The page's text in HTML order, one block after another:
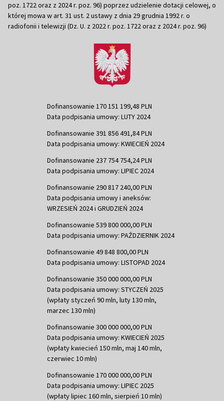
poz. 1722 oraz z 2024 r. poz. 96) poprzez udzielenie dotacji celowej, o
której mowa w art. 31 ust. 2 ustawy z dnia 29 grudnia 1992 r. o
radiofonii i telewizji (Dz. U. z 2022 r. poz. 1722 oraz z 2024 r. poz. 96)
Dofinansowanie 170 151 199,48 PLN
Data podpisania umowy: LUTY 2024
Dofinansowanie 391 856 491,84 PLN
Data podpisania umowy: KWIECIEŃ 2024
Dofinansowanie 237 754 754,24 PLN
Data podpisania umowy: LIPIEC 2024
Dofinansowanie 290 817 240,00 PLN
Data podpisania umowy i aneksów:
WRZESIEŃ 2024 i GRUDZIEŃ 2024
Dofinansowanie 539 800 000,00 PLN
Data podpisania umowy: PAŹDZIERNIK 2024
Dofinansowanie 49 848 800,00 PLN
Data podpisania umowy: LISTOPAD 2024
Dofinansowanie 350 000 000,00 PLN
Data podpisania umowy: STYCZEŃ 2025
(wpłaty styczeń 90 mln, luty 130 mln,
marzec 130 mln)
Dofinansowanie 300 000 000,00 PLN
Data podpisania umowy: KWIECIEŃ 2025
(wpłaty kwiecień 150 mln, maj 140 mln,
czerwiec 10 mln)
Dofinansowanie 170 000 000,00 PLN
Data podpisania umowy: LIPIEC 2025
(wpłaty lipiec 160 mln, sierpień 10 mln)